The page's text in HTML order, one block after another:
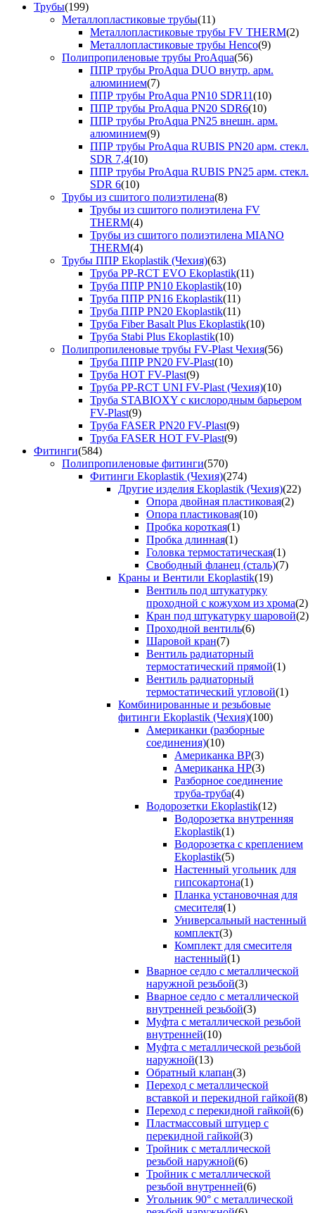
Трубы(199)
Металлопластиковые трубы(11)
Металлопластиковые трубы FV THERM(2)
Металлопластиковые трубы Henco(9)
Полипропиленовые трубы ProAqua(56)
ППР трубы ProAqua DUO внутр. арм.
алюминием(7)
ППР трубы ProAqua PN10 SDR11(10)
ППР трубы ProAqua PN20 SDR6(10)
ППР трубы ProAqua PN25 внешн. арм.
алюминием(9)
ППР трубы ProAqua RUBIS PN20 арм. стекл.
SDR 7,4(10)
ППР трубы ProAqua RUBIS PN25 арм. стекл.
SDR 6(10)
Трубы из сшитого полиэтилена(8)
Трубы из сшитого полиэтилена FV
THERM(4)
Трубы из сшитого полиэтилена MIANO
THERM(4)
Трубы ППР Ekoplastik (Чехия)(63)
Труба PP-RCT EVO Ekoplastik(11)
Труба ППР PN10 Ekoplastik(10)
Труба ППР PN16 Ekoplastik(11)
Труба ППР PN20 Ekoplastik(11)
Труба Fiber Basalt Plus Ekoplastik(10)
Труба Stabi Plus Ekoplastik(10)
Полипропиленовые трубы FV-Plast Чехия(56)
Труба ППР PN20 FV-Plast(10)
Труба HOT FV-Plast(9)
Труба PP-RCT UNI FV-Plast (Чехия)(10)
Труба STABIOXY с кислородным барьером
FV-Plast(9)
Труба FASER PN20 FV-Plast(9)
Труба FASER HOT FV-Plast(9)
Фитинги(584)
Полипропиленовые фитинги(570)
Фитинги Ekoplastik (Чехия)(274)
Другие изделия Ekoplastik (Чехия)(22)
Опора двойная пластиковая(2)
Опора пластиковая(10)
Пробка короткая(1)
Пробка длинная(1)
Головка термостатическая(1)
Свободный фланец (сталь)(7)
Краны и Вентили Ekoplastik(19)
Вентиль под штукатурку
проходной с кожухом из хрома(2)
Кран под штукатурку шаровой(2)
Проходной вентиль(6)
Шаровой кран(7)
Вентиль радиаторный
термостатический прямой(1)
Вентиль радиаторный
термостатический угловой(1)
Комбинированные и резьбовые
фитинги Ekoplastik (Чехия)(100)
Американки (разборные
соединения)(10)
Американка ВР(3)
Американка НР(3)
Разборное соединение
труба-труба(4)
Водорозетки Ekoplastik(12)
Водорозетка внутренняя
Ekoplastik(1)
Водорозетка с креплением
Ekoplastik(5)
Настенный угольник для
гипсокартона(1)
Планка установочная для
смесителя(1)
Универсальный настенный
комплект(3)
Комплект для смесителя
настенный(1)
Вварное седло с металлической
наружной резьбой(3)
Вварное седло с металлической
внутренней резьбой(3)
Муфта с металлической резьбой
внутренней(10)
Муфта с металлической резьбой
наружной(13)
Обратный клапан(3)
Переход с металлической
вставкой и перекидной гайкой(8)
Переход с перекидной гайкой(6)
Пластмассовый штуцер с
перекидной гайкой(3)
Тройник с металлической
резьбой наружной(6)
Тройник с металлической
резьбой внутренней(6)
Угольник 90° с металлической